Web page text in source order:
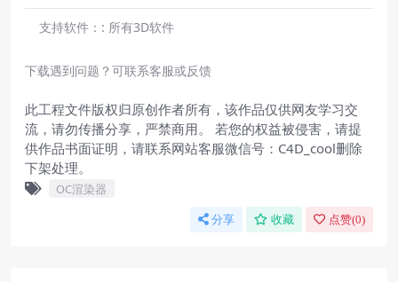
支持软件：: 所有3D软件
下载遇到问题？可联系客服或反馈
此工程文件版权归原创作者所有，该作品仅供网友学习交
流，请勿传播分享，严禁商用。 若您的权益被侵害，请提
供作品书面证明，请联系网站客服微信号：C4D_cool删除
下架处理。
OC渲染器
分享 收藏 点赞(0)